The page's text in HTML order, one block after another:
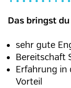
Das bringst
sehr gute
Bereitschaft
Erfahrung in
Vorteil